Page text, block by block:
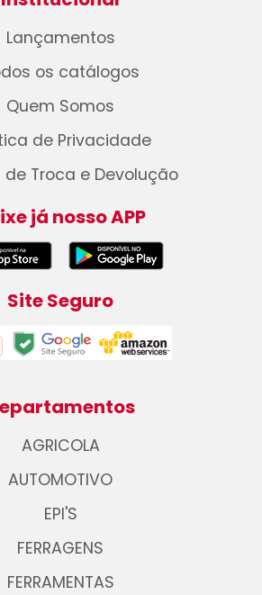
Lançamentos
os catálogos
Quem Somos
de Privacidade
de Troca e Devolução
já nosso APP
Site Seguro
AGRICOLA
AUTOMOTIVO
EPI'S
FERRAGENS
FERRAMENTAS